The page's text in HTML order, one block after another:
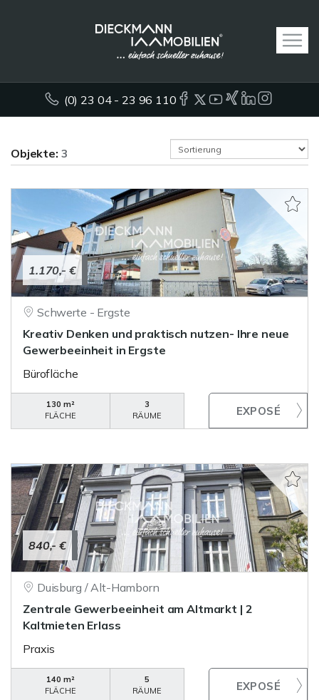
(0) 23 04 - 23 96 110
Objekte: 3
1.170,- €
Schwerte - Ergste
Kreativ Denken und praktisch nutzen- Ihre neue
Gewerbeeinheit in Ergste
Bürofläche
130 m²
FLÄCHE
3
RÄUME
840,- €
Duisburg / Alt-Hamborn
Zentrale Gewerbeeinheit am Altmarkt | 2
Kaltmieten Erlass
Praxis
140 m²
FLÄCHE
5
RÄUME